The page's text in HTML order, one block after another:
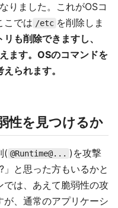
りました。これがOSコ
こでは /etc を削除しま
も削除できますし、
ます。OSのコマンドを
られます。
性を見つけるか
( @Runtime@... )を攻撃
と思った方もいるかと
は、あえて脆弱性の攻
、通常のアプリケーシ